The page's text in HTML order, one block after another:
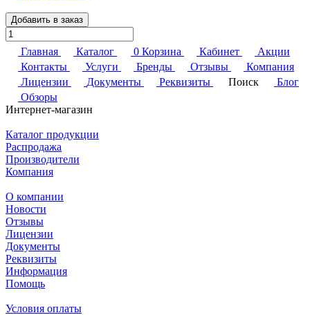
Добавить в заказ
Главная Каталог 0 Корзина Кабинет
Акции
Контакты
Услуги Бренды Отзывы
Компания
Лицензии
Документы Реквизиты Поиск
Блог
Обзоры
Интернет-магазин
Каталог продукции
Распродажа
Производители
Компания
О компании
Новости
Отзывы
Лицензии
Документы
Реквизиты
Информация
Помощь
Условия оплаты